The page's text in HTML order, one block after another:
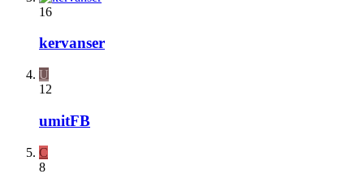
16
kervanser
U
12
umitFB
C
8